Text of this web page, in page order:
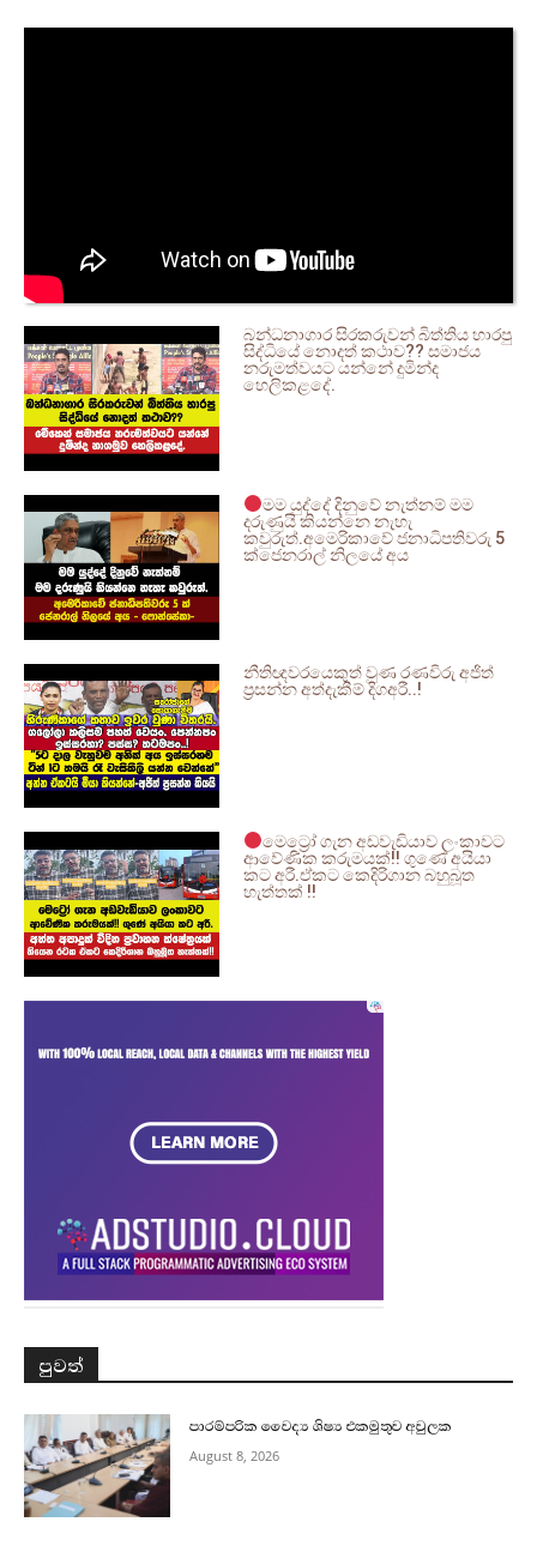
බන්ධනාගාර සිරකරුවන් බිත්තිය හාරපු
සිද්ධියේ නොදත් කථාව?? සමාජය
නරුමත්වයට යන්නේ දුමින්ද
හෙලිකළදේ.
මම යුද්දේ දිනුවේ නැත්නම් මම
දරුණුයි කියන්නෙ නැහැ
කවුරුත්.අමෙරිකාවේ ජනාධිපතිවරු 5
ක්ජෙනරාල් නිලයේ අය
නීතිඥවරයෙකුත් වුණ රණවිරු අජිත්
ප්‍රසන්න අත්දැකීම් දිගඅරී..!
මෙට්‍රෝ ගැන අඩවැඩියාව ලංකාවට
ආවේණික කරුමයක්!! ගුණේ අයියා
කට අරී.ඒකට කෙදිරිගාන බහුබූත
හැත්තක් !!
පුවත්
පාරම්පරික වෛද්‍ය ශිෂ්‍ය එකමුතුව අවුලක
August 8, 2026